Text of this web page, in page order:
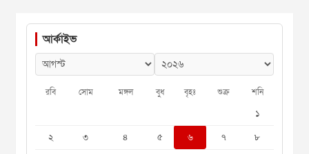
আর্কাইভ
রবি সোম মঙ্গল বুধ বৃহঃ শুক্র শনি
১
২
৩ ৪ ৫ ৬ ৭
৮